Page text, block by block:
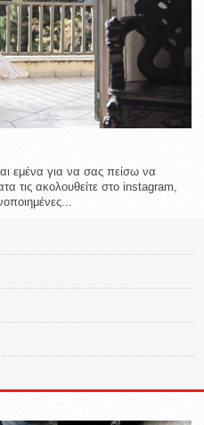
εμένα για να σας πείσω να
τις ακολουθείτε στο instagram,